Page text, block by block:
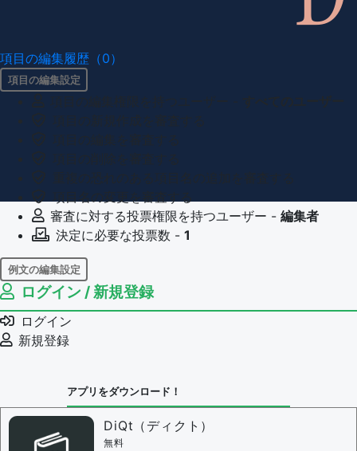
項目の編集履歴（0）
項目の編集設定
審査に対する投票権限を持つユーザー - 編集者
決定に必要な投票数 - 1
例文の編集設定
例文の編集権限を持つユーザー -
例文の削除を審査する
審査に対する投票権限を持つユーザー -
決定に必要な投票数 -
問題の編集権限を持つユーザー -すべてのユーザー
審査に対する投票権限を持つユーザー -
決定に必要な投票数 -
ログイン / 新規登録
ログイン
新規登録
アプリをダウンロード！
DiQt（ディクト）
無料